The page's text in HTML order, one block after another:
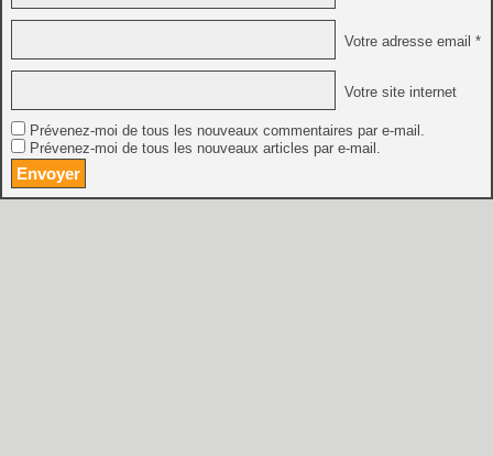
Votre adresse email *
Votre site internet
Prévenez-moi de tous les nouveaux commentaires par e-mail.
Prévenez-moi de tous les nouveaux articles par e-mail.